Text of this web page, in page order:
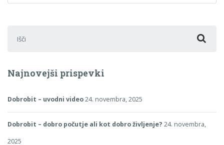
Najnovejši prispevki
Dobrobit – uvodni video24. novembra, 2025
Dobrobit – dobro počutje ali kot dobro življenje? 24. novembra,
2025